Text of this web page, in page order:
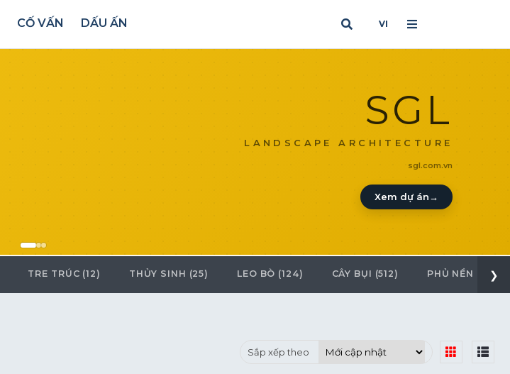
VI
CỐ VẤN DẤU ẤN
SGL
LANDSCAPE ARCHITECTURE
sgl.com.vn
Xem dự án→
TRE TRÚC (12) THỦY SINH (25) LEO BÒ (124) CÂY BỤI (512) PHỦ NỀN (25)
❯
Sắp xếp theo